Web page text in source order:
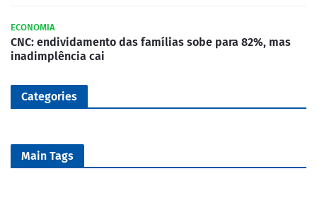
ECONOMIA
CNC: endividamento das famílias sobe para 82%, mas
inadimplência cai
Categories
Main Tags